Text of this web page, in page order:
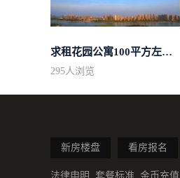
求租花园公寓100平方左右，电梯房
295人浏览
新房楼盘 看房报名
法律申明 套餐标准 金币充值